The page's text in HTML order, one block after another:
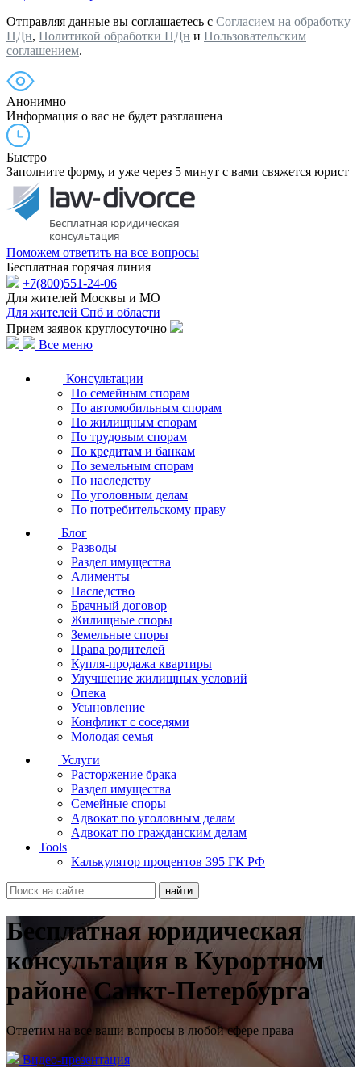
Отправляя данные вы соглашаетесь с Согласием на обработку
ПДн, Политикой обработки ПДн и Пользовательским
соглашением.
Анонимно
Информация о вас не будет разглашена
Быстро
Заполните форму, и уже через 5 минут с вами свяжется юрист
Поможем ответить на все вопросы
Бесплатная горячая линия
+7(800)551-24-06
Для жителей Москвы и МО
Для жителей Спб и области
Прием заявок круглосуточно
Все меню
Консультации
По семейным спорам
По автомобильным спорам
По жилищным спорам
По трудовым спорам
По кредитам и банкам
По земельным спорам
По наследству
По уголовным делам
По потребительскому праву
Блог
Разводы
Раздел имущества
Алименты
Наследство
Брачный договор
Жилищные споры
Земельные споры
Права родителей
Купля-продажа квартиры
Улучшение жилищных условий
Опека
Усыновление
Конфликт с соседями
Молодая семья
Услуги
Расторжение брака
Раздел имущества
Семейные споры
Адвокат по уголовным делам
Адвокат по гражданским делам
Tools
Калькулятор процентов 395 ГК РФ
Бесплатная юридическая
консультация в Курортном
районе Санкт-Петербурга
Ответим на все ваши вопросы в любой сфере права
Видео-презентация